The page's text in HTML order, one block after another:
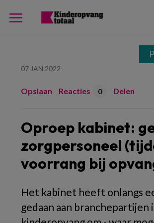
07 JAN 2022
Opslaan Reacties 0 Delen
Oproep kabinet:
zorgpersoneel
voorrang bij
Het kabinet heeft onlangs
gedaan aan branchepartijen